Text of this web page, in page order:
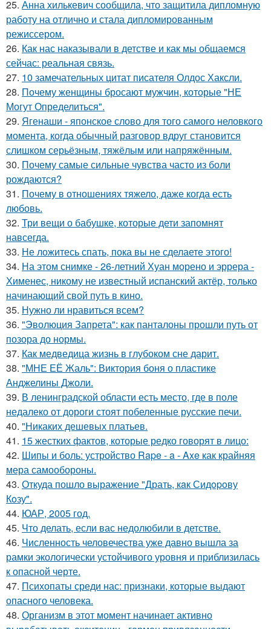
25. Анна хилькевич сообщила, что защитила дипломную
работу на отлично и стала дипломированным
режиссером.
26. Как нас наказывали в детстве и как мы общаемся
сейчас: реальная связь.
27. 10 замечательных цитат писателя Олдос Хаксли.
28. Почему женщины бросают мужчин, которые "НЕ
Могут Определиться".
29. Ягенаши - японское слово для того самого неловкого
момента, когда обычный разговор вдруг становится
слишком серьёзным, тяжёлым или напряжённым.
30. Почему самые сильные чувства часто из боли
рождаются?
31. Почему в отношениях тяжело, даже когда есть
любовь.
32. Три вещи о бабушке, которые дети запомнят
навсегда.
33. Не ложитесь спать, пока вы не сделаете этого!
34. На этом снимке - 26-летний Хуан морено и эррера -
Хименес, никому не известный испанский актёр, только
начинающий свой путь в кино.
35. Нужно ли нравиться всем?
36. "Эволюция Запрета": как панталоны прошли путь от
позора до нормы.
37. Как медведица жизнь в глубоком сне дарит.
38. "МНЕ ЕЁ Жаль": Виктория боня о пластике
Анджелины Джоли.
39. В ленинградской области есть место, где в поле
недалеко от дороги стоят побеленные русские печи.
40. "Никаких дешевых платьев.
41. 15 жестких фактов, которые редко говорят в лицо:
42. Шипы и боль: устройство Rape - a - Axe как крайняя
мера самообороны.
43. Откуда пошло выражение "Драть, кaк Сидopoву
Кoзу".
44. ЮАР, 2005 год.
45. Что делать, если вас недолюбили в детстве.
46. Численность человечества уже давно вышла за
рамки экологически устойчивого уровня и приблизилась
к опасной черте.
47. Психопаты среди нас: признаки, которые выдают
опасного человека.
48. Организм в этот момент начинает активно